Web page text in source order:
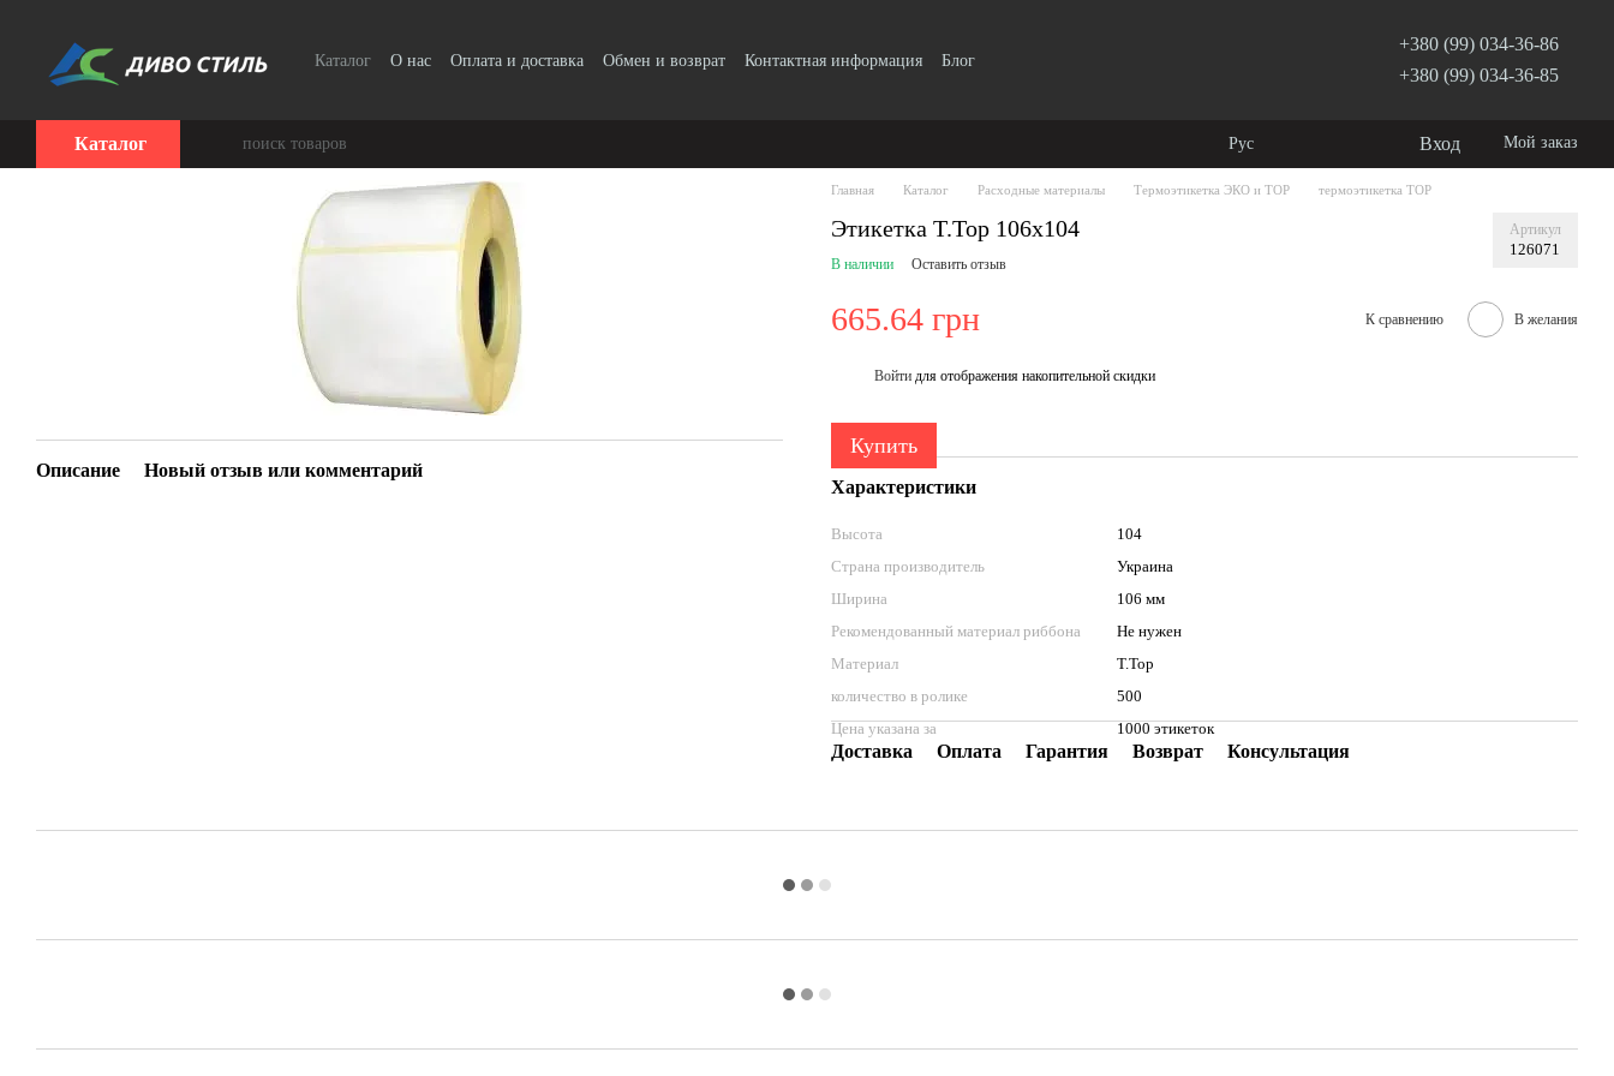
Каталог О нас Оплата и доставка Обмен и возврат Контактная информация Блог
+380 (99) 034-36-86
+380 (99) 034-36-85
Каталог Рус Вход Мой заказ
Описание Новый отзыв или комментарий
Главная Каталог Расходные материалы Термоэтикетка ЭКО и ТОР термоэтикетка ТОР
Этикетка T.Top 106x104 Артикул
126071
В наличии Оставить отзыв
665.64 грн К сравнению В желания
Войти для отображения накопительной скидки
Купить
Характеристики
Высота
104
Страна производитель
Украина
Ширина
106 мм
Рекомендованный материал риббона
Не нужен
Материал
T.Top
количество в ролике
500
Цена указана за
1000 этикеток
Доставка Оплата Гарантия Возврат Консультация